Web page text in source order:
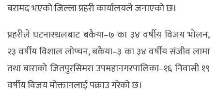
बरामद भएको जिल्ला प्रहरी कार्यालयले जनाएको छ।
प्रहरीले घटनास्थलबाट बकैया–७ का ३४ वर्षीय विजय भोलन,
२३ वर्षीय विशाल लोप्चन, बकैया–३ का ३४ वर्षीय संजीव लामा
तथा बाराको जितपुरसिमरा उपमहानगरपालिका–१६ निवासी १९
वर्षीय विजय मोक्तानलाई पक्राउ गरेको छ।